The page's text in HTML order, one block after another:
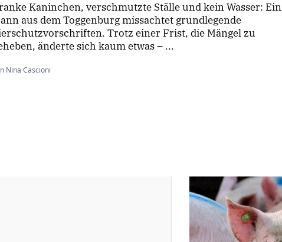
Kaninchen, verschmutzte Ställe und kein Wasser: Ein
aus dem Toggenburg missachtet grundlegende
Trotz einer Frist, die Mängel zu
änderte sich kaum etwas – ...
Nina Cascioni